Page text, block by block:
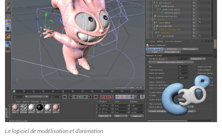
Le logiciel de modélisation et d’animation